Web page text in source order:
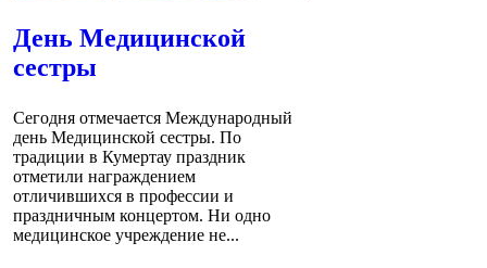
День Медицинской
сестры
Сегодня отмечается Международный
день Медицинской сестры. По
традиции в Кумертау праздник
отметили награждением
отличившихся в профессии и
праздничным концертом. Ни одно
медицинское учреждение не...